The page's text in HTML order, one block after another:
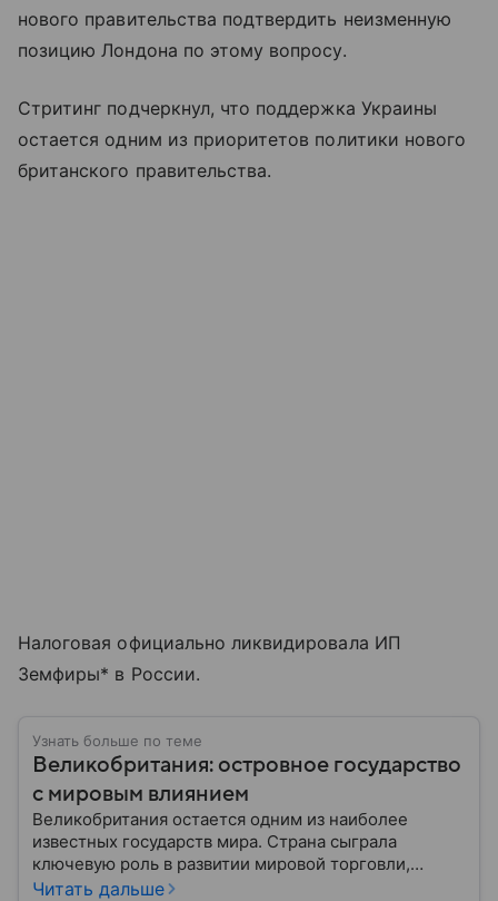
нового правительства подтвердить неизменную
позицию Лондона по этому вопросу.
Стритинг подчеркнул, что поддержка Украины
остается одним из приоритетов политики нового
британского правительства.
Налоговая официально ликвидировала ИП
Земфиры* в России.
Узнать больше по теме
Великобритания: островное государство
с мировым влиянием
Великобритания остается одним из наиболее
известных государств мира. Страна сыграла
ключевую роль в развитии мировой торговли,
промышленности, науки и международных
Читать дальше